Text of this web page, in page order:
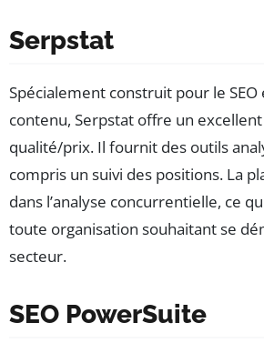
Serpstat
Spécialement construit pour le
contenu, Serpstat offre un
qualité/prix. Il fournit des outils
compris un suivi des positions. La
dans l’analyse concurrentielle, ce
toute organisation souhaitant se
secteur.
SEO PowerSuite